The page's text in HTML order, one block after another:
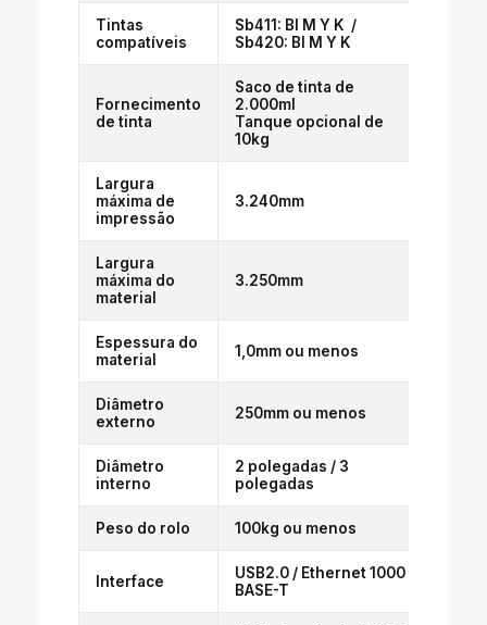
Tintas
compatíveis
Sb411: Bl M Y K /
Sb420: Bl M Y K
Fornecimento
de tinta
Saco de tinta de
2.000ml
Tanque opcional de
10kg
Largura
máxima de
impressão
3.240mm
Largura
máxima do
material
3.250mm
Espessura do
material
1,0mm ou menos
Diâmetro
externo
250mm ou menos
Diâmetro
interno
2 polegadas / 3
polegadas
Peso do rolo 100kg ou menos
Interface
USB2.0 / Ethernet 1000
BASE-T